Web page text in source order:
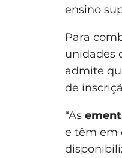
ensino
Para
unidades
admite
de
“As
e têm em